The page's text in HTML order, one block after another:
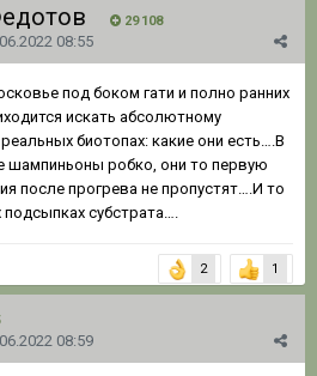
29 108
08:55
под боком гати и полно ранних
искать абсолютному
биотопах: какие они есть….В
шампиньоны робко, они то первую
после прогрева не пропустят….И то
субстрата….
2 1
08:59